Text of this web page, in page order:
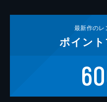
最新作のレ
ポイント